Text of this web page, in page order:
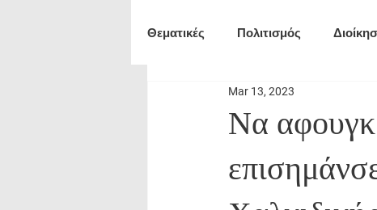
Θεματικές Πολιτισμός
Τουρισμός εξωτερικές
Δικαιώματα ΥΜΑΘ
Να
Mar 13, 2023